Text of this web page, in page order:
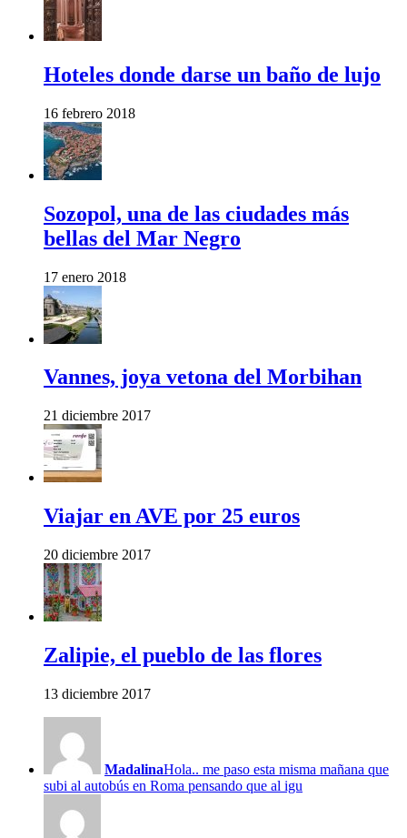
Hoteles donde darse un baño de lujo
16 febrero 2018
Sozopol, una de las ciudades más
bellas del Mar Negro
17 enero 2018
Vannes, joya vetona del Morbihan
21 diciembre 2017
Viajar en AVE por 25 euros
20 diciembre 2017
Zalipie, el pueblo de las flores
13 diciembre 2017
MadalinaHola.. me paso esta misma mañana que
subi al autobús en Roma pensando que al igu